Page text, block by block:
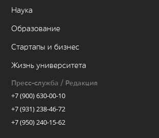
Наука
Образование
Стартапы и бизнес
Жизнь университета
Пресс-служба / Редакция
+7 (900) 630-00-10
+7 (931) 238-46-72
+7 (950) 240-15-62